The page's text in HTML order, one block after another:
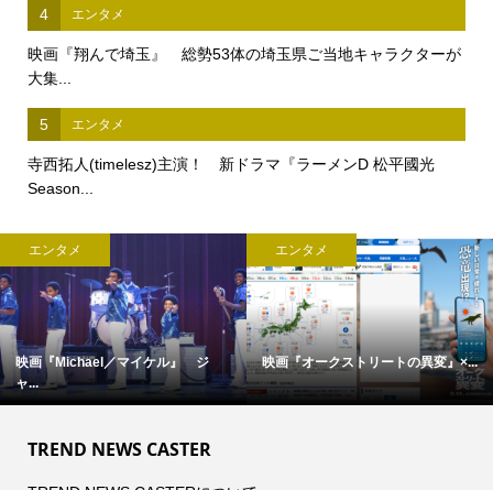
4 エンタメ
映画『翔んで埼玉』 総勢53体の埼玉県ご当地キャラクターが
大集...
5 エンタメ
寺西拓人(timelesz)主演！ 新ドラマ『ラーメンD 松平國光
Season...
エンタメ
完全撮り下ろし「2027年版 羽生結...
エンタメ
【中島裕翔】初写真展 『7okyo
c...
TREND NEWS CASTER